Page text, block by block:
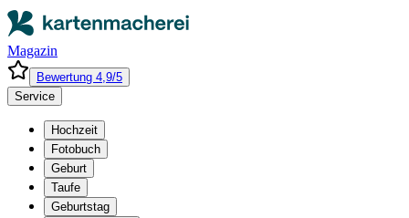
Magazin
Bewertung 4,9/5
Service
Hochzeit
Fotobuch
Geburt
Taufe
Geburtstag